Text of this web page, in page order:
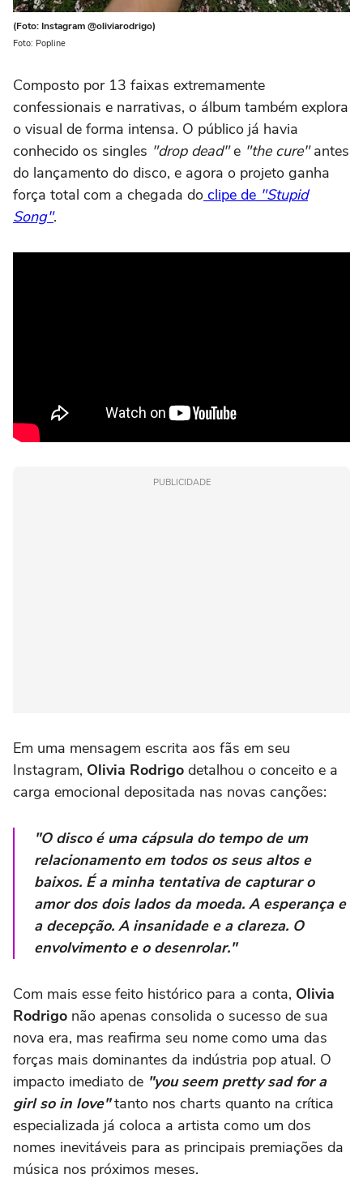
(Foto: Instagram @oliviarodrigo)
Foto: Popline
Composto por 13 faixas extremamente
confessionais e narrativas, o álbum também explora
o visual de forma intensa. O público já havia
conhecido os singles "drop dead"e "the cure"antes
do lançamento do disco, e agora o projeto ganha
força total com a chegada do clipe de "Stupid
Song".
PUBLICIDADE
Em uma mensagem escrita aos fãs em seu
Instagram, Olivia Rodrigo detalhou o conceito e a
carga emocional depositada nas novas canções:
"O disco é uma cápsula do tempo de um
relacionamento em todos os seus altos e
baixos. É a minha tentativa de capturar o
amor dos dois lados da moeda. A esperança e
a decepção. A insanidade e a clareza. O
envolvimento e o desenrolar."
Com mais esse feito histórico para a conta, Olivia
Rodrigo não apenas consolida o sucesso de sua
nova era, mas reafirma seu nome como uma das
forças mais dominantes da indústria pop atual. O
impacto imediato de "you seem pretty sad for a
girl so in love" tanto nos charts quanto na crítica
especializada já coloca a artista como um dos
nomes inevitáveis para as principais premiações da
música nos próximos meses.